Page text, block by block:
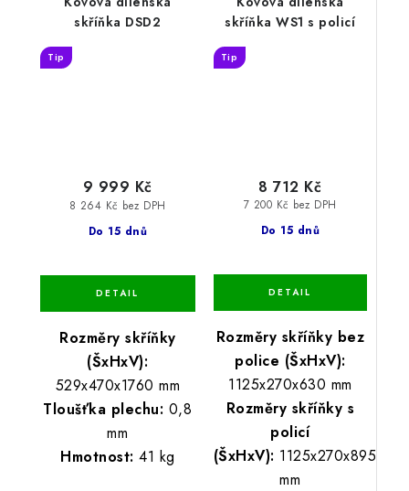
skříňka DSD2
Tip
Do 15 dnů
8 264 Kč bez DPH
9 999 Kč
Rozměry skříňky
(ŠxHxV):
529x470x1760 mm
Tloušťka plechu: 0,8
mm
Hmotnost: 41 kg
skříňka WS1 s policí
Tip
Do 15 dnů
7 200 Kč bez DPH
8 712 Kč
Rozměry skříňky bez
police (ŠxHxV):
1125x270x630 mm
Rozměry skříňky s
policí
(ŠxHxV): 1125x270x895
mm